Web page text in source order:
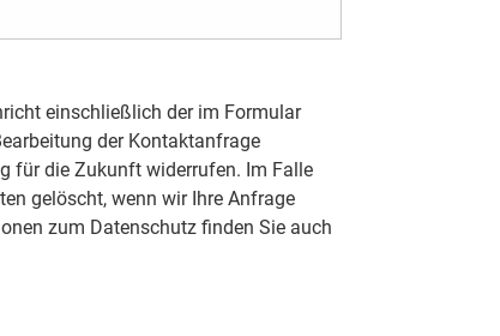
einschließlich der im Formular
der Kontaktanfrage
für die Zukunft widerrufen. Im Falle
gelöscht, wenn wir Ihre Anfrage
zum Datenschutz finden Sie auch